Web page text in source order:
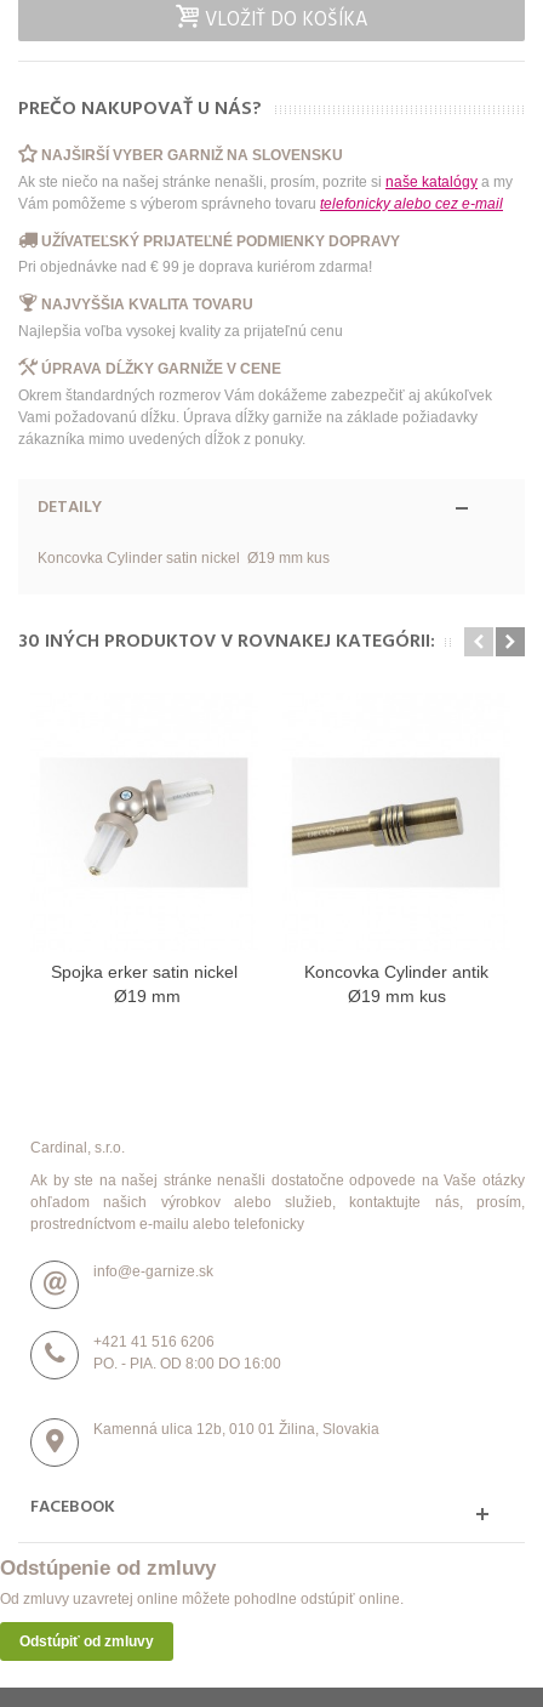
VLOŽIŤ DO KOŠÍKA
PREČO NAKUPOVAŤ U NÁS?
NAJŠIRŠÍ VYBER GARNIŽ NA SLOVENSKU
Ak ste niečo na našej stránke nenašli, prosím, pozrite si naše katalógy a my
Vám pomôžeme s výberom správneho tovaru telefonicky alebo cez e-mail
UŽÍVATEĽSKÝ PRIJATEĽNÉ PODMIENKY DOPRAVY
Pri objednávke nad € 99 je doprava kuriérom zdarma!
NAJVYŠŠIA KVALITA TOVARU
Najlepšia voľba vysokej kvality za prijateľnú cenu
ÚPRAVA DĹŽKY GARNIŽE V CENE
Okrem štandardných rozmerov Vám dokážeme zabezpečiť aj akúkoľvek
Vami požadovanú dĺžku. Úprava dĺžky garniže na základe požiadavky
zákazníka mimo uvedených dĺžok z ponuky.
DETAILY
Koncovka Cylinder satin nickel Ø19 mm kus
30 INÝCH PRODUKTOV V ROVNAKEJ KATEGÓRII:
Spojka erker satin nickel
Ø19 mm
Koncovka Cylinder antik
Ø19 mm kus
Cardinal, s.r.o.
Ak by ste na našej stránke nenašli dostatočne odpovede na Vaše otázky
ohľadom našich výrobkov alebo služieb, kontaktujte nás, prosím,
prostredníctvom e-mailu alebo telefonicky
info@e-garnize.sk
+421 41 516 6206
PO. - PIA. OD 8:00 DO 16:00
Kamenná ulica 12b, 010 01 Žilina, Slovakia
FACEBOOK
Odstúpenie od zmluvy
Od zmluvy uzavretej online môžete pohodlne odstúpiť online.
Odstúpiť od zmluvy